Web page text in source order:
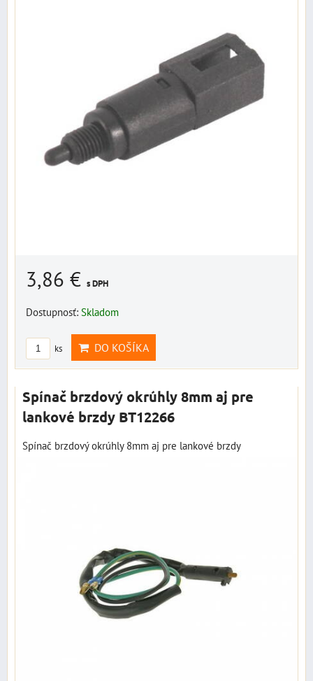
3,86 € s DPH
Dostupnosť: Skladom
ks DO KOŠÍKA
Spínač brzdový okrúhly 8mm aj pre
lankové brzdy BT12266
Spínač brzdový okrúhly 8mm aj pre lankové brzdy